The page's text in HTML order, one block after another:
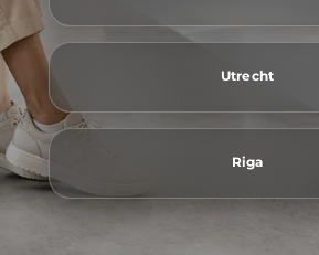
Utrecht
Riga